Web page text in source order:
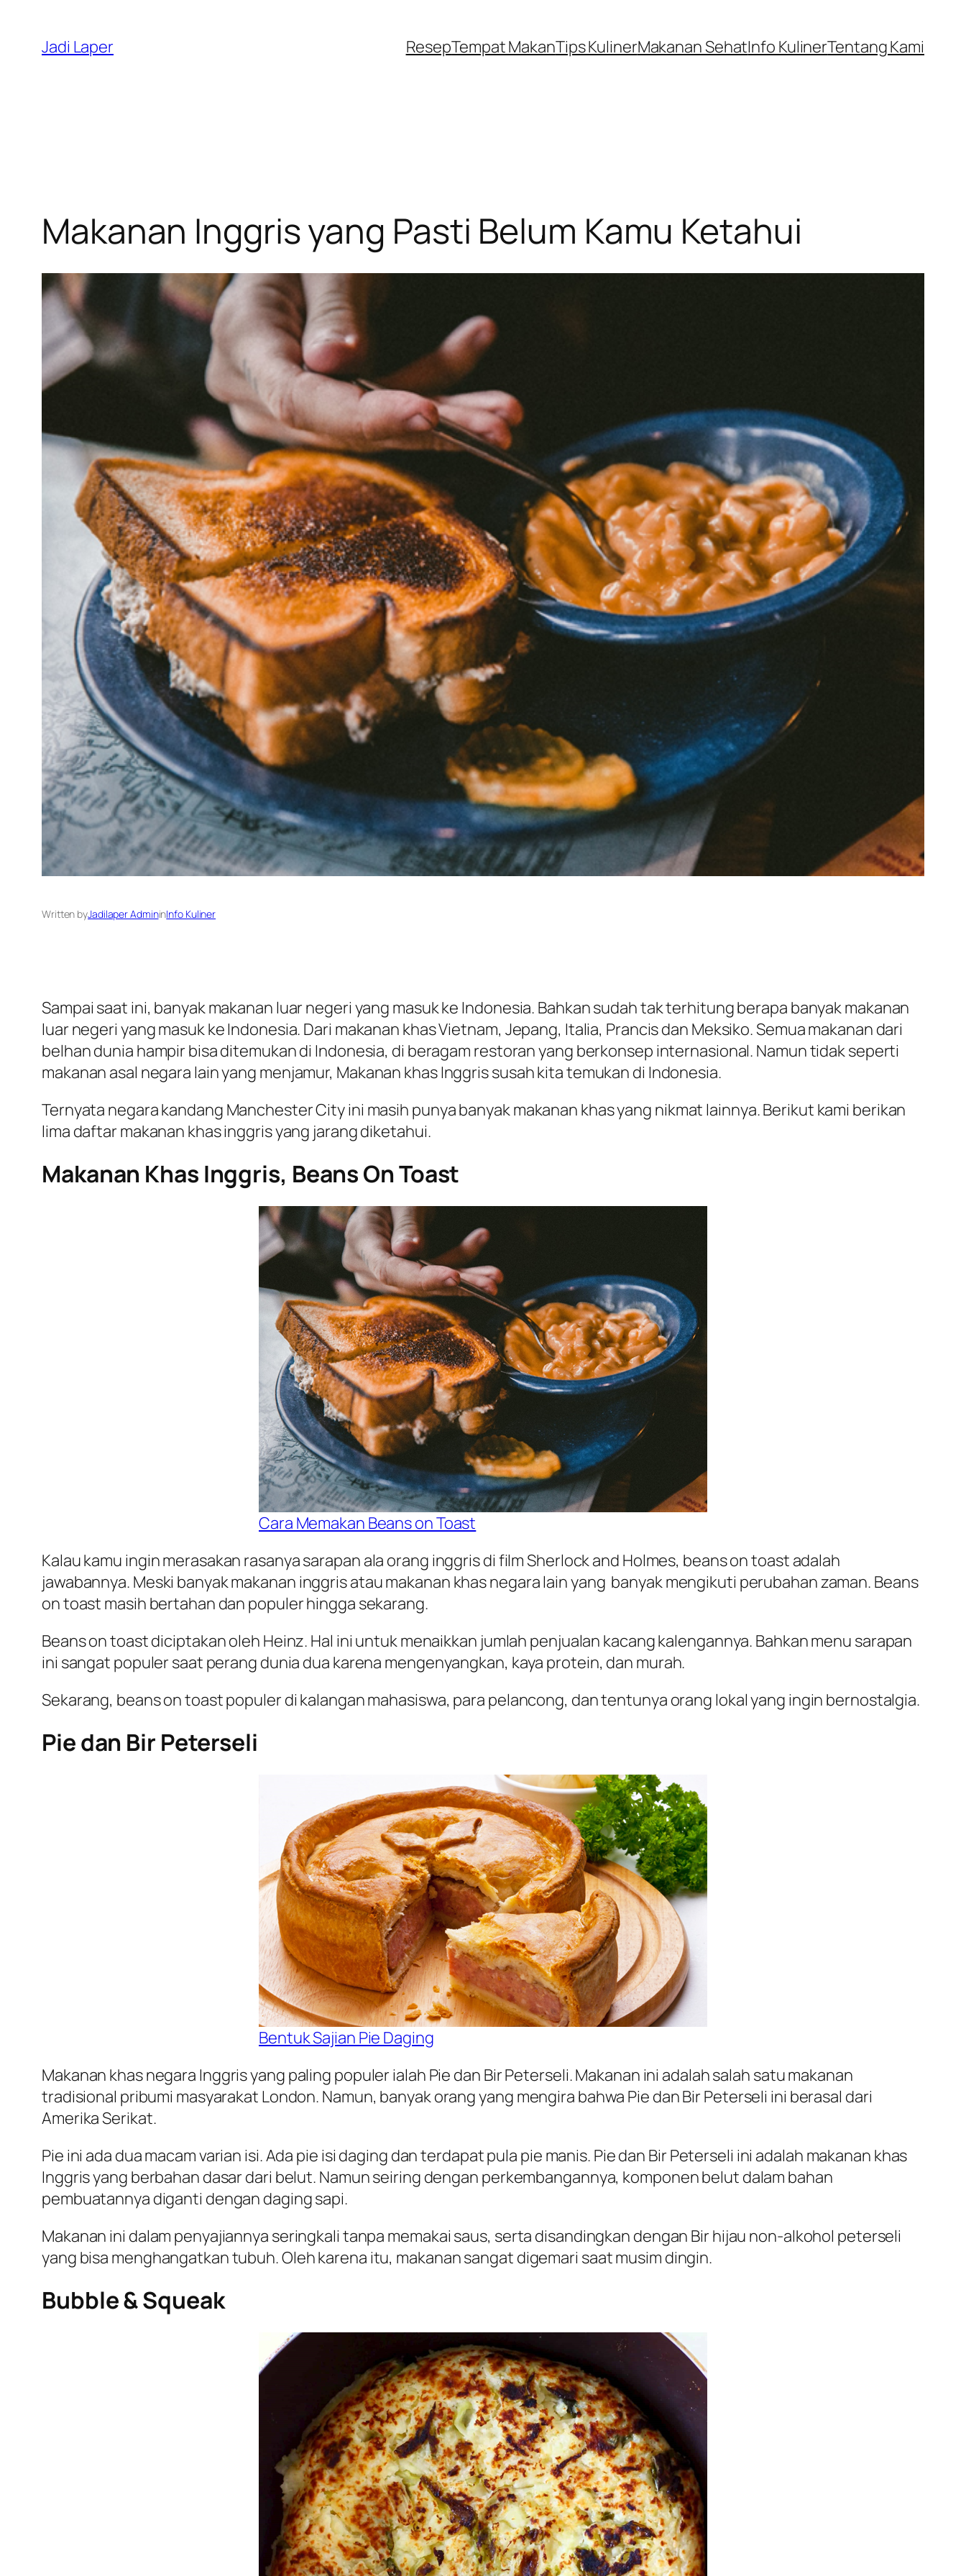
content
Jadi Laper ResepTempat MakanTips KulinerMakanan SehatInfo KulinerTentang Kami
Makanan Inggris yang Pasti Belum Kamu Ketahui
Written byJadilaper AdmininInfo Kuliner
Sampai saat ini, banyak makanan luar negeri yang masuk ke Indonesia. Bahkan sudah tak terhitung berapa banyak makanan
luar negeri yang masuk ke Indonesia. Dari makanan khas Vietnam, Jepang, Italia, Prancis dan Meksiko. Semua makanan dari
belhan dunia hampir bisa ditemukan di Indonesia, di beragam restoran yang berkonsep internasional. Namun tidak seperti
makanan asal negara lain yang menjamur, Makanan khas Inggris susah kita temukan di Indonesia.
Ternyata negara kandang Manchester City ini masih punya banyak makanan khas yang nikmat lainnya. Berikut kami berikan
lima daftar makanan khas inggris yang jarang diketahui.
Makanan Khas Inggris, Beans On Toast
Cara Memakan Beans on Toast
Kalau kamu ingin merasakan rasanya sarapan ala orang inggris di film Sherlock and Holmes, beans on toast adalah
jawabannya. Meski banyak makanan inggris atau makanan khas negara lain yang banyak mengikuti perubahan zaman. Beans
on toast masih bertahan dan populer hingga sekarang.
Beans on toast diciptakan oleh Heinz. Hal ini untuk menaikkan jumlah penjualan kacang kalengannya. Bahkan menu sarapan
ini sangat populer saat perang dunia dua karena mengenyangkan, kaya protein, dan murah.
Sekarang, beans on toast populer di kalangan mahasiswa, para pelancong, dan tentunya orang lokal yang ingin bernostalgia.
Pie dan Bir Peterseli
Bentuk Sajian Pie Daging
Makanan khas negara Inggris yang paling populer ialah Pie dan Bir Peterseli. Makanan ini adalah salah satu makanan
tradisional pribumi masyarakat London. Namun, banyak orang yang mengira bahwa Pie dan Bir Peterseli ini berasal dari
Amerika Serikat.
Pie ini ada dua macam varian isi. Ada pie isi daging dan terdapat pula pie manis. Pie dan Bir Peterseli ini adalah makanan khas
Inggris yang berbahan dasar dari belut. Namun seiring dengan perkembangannya, komponen belut dalam bahan
pembuatannya diganti dengan daging sapi.
Makanan ini dalam penyajiannya seringkali tanpa memakai saus, serta disandingkan dengan Bir hijau non-alkohol peterseli
yang bisa menghangatkan tubuh. Oleh karena itu, makanan sangat digemari saat musim dingin.
Bubble & Squeak